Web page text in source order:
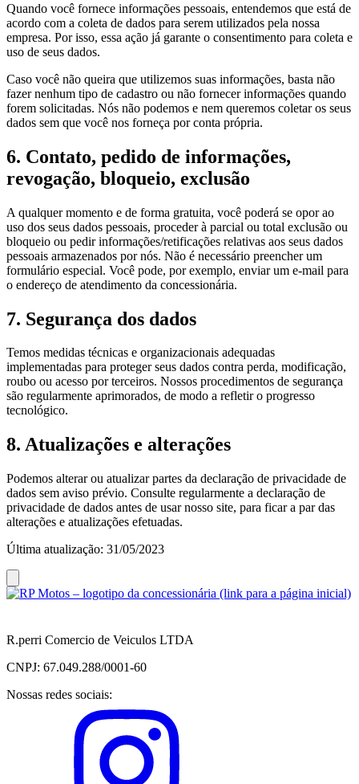
Quando você fornece informações pessoais, entendemos que está de
acordo com a coleta de dados para serem utilizados pela nossa
empresa. Por isso, essa ação já garante o consentimento para coleta e
uso de seus dados.
Caso você não queira que utilizemos suas informações, basta não
fazer nenhum tipo de cadastro ou não fornecer informações quando
forem solicitadas. Nós não podemos e nem queremos coletar os seus
dados sem que você nos forneça por conta própria.
6. Contato, pedido de informações,
revogação, bloqueio, exclusão
A qualquer momento e de forma gratuita, você poderá se opor ao
uso dos seus dados pessoais, proceder à parcial ou total exclusão ou
bloqueio ou pedir informações/retificações relativas aos seus dados
pessoais armazenados por nós. Não é necessário preencher um
formulário especial. Você pode, por exemplo, enviar um e-mail para
o endereço de atendimento da concessionária.
7. Segurança dos dados
Temos medidas técnicas e organizacionais adequadas
implementadas para proteger seus dados contra perda, modificação,
roubo ou acesso por terceiros. Nossos procedimentos de segurança
são regularmente aprimorados, de modo a refletir o progresso
tecnológico.
8. Atualizações e alterações
Podemos alterar ou atualizar partes da declaração de privacidade de
dados sem aviso prévio. Consulte regularmente a declaração de
privacidade de dados antes de usar nosso site, para ficar a par das
alterações e atualizações efetuadas.
Última atualização: 31/05/2023
R.perri Comercio de Veiculos LTDA
CNPJ: 67.049.288/0001-60
Nossas redes sociais: